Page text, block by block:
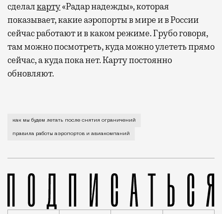
сделалкарту«Радар надежды», которая
показывает, какие аэропорты в мире и в России
сейчас работают и в каком режиме. Грубо говоря,
там можно посмотреть, куда можно улететь прямо
сейчас, а куда пока нет. Карту постоянно
обновляют.
Мер, которые могут затронуть кошелек или
как мы будем летать после снятия ограничений
правила работы аэропортов и авиакомпаний